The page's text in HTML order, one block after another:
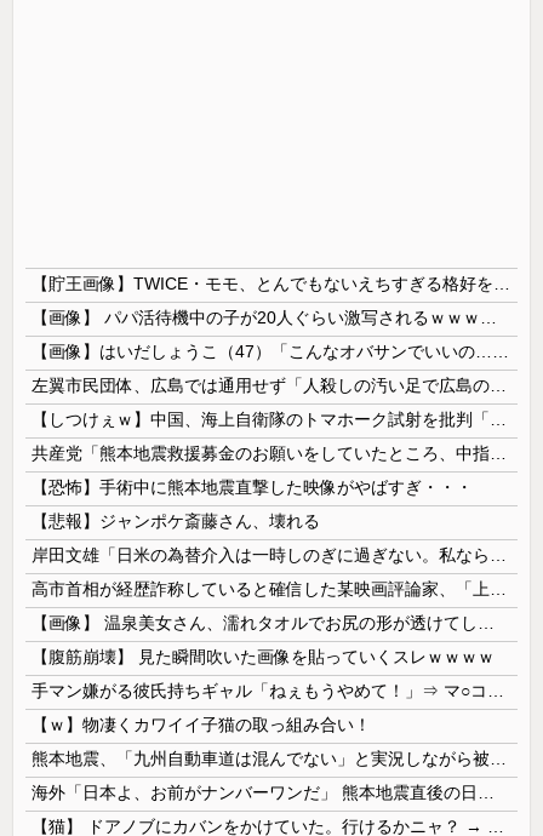
【恐怖】手術中に熊本地震直撃した映像がやばすぎ・・・
【悲報】ジャンポケ斎藤さん、壊れる
【腹筋崩壊】 見た瞬間吹いた画像を貼っていくスレｗｗｗｗ
【ｗ】物凄くカワイイ子猫の取っ組み合い！